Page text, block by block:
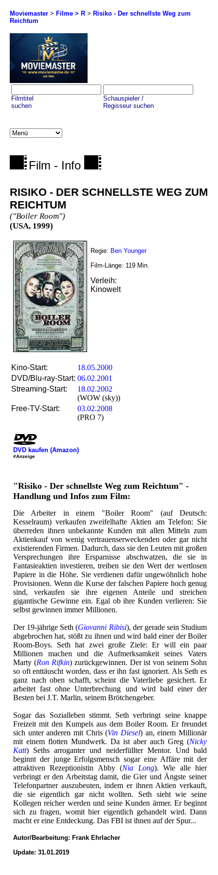
Moviemaster > Filme > R > Risiko - Der schnellste Weg zum
Reichtum
Filmtitel
suchen
Schauspieler /
Regisseur suchen
Film - Info
RISIKO - DER SCHNELLSTE WEG ZUM
REICHTUM
("Boiler Room")
(USA, 1999)
Regie: Ben Younger
Film-Länge: 119 Min.
Verleih:
Kinowelt
Kino-Start:
18.05.2000
DVD/Blu-ray-Start: 06.02.2001
Streaming-Start:
18.02.2002
(WOW (sky))
Free-TV-Start:
03.02.2008
(PRO 7)
DVD kaufen (Amazon)
#Anzeige
"Risiko - Der schnellste Weg zum Reichtum" -
Handlung und Infos zum Film:
Die Arbeiter in einem "Boiler Room" (auf Deutsch:
Kesselraum) verkaufen zweifelhafte Aktien am Telefon: Sie
überreden ihnen unbekannte Kunden mit allen Mitteln zum
Aktienkauf von wenig vertrauenserweckenden oder gar nicht
existierenden Firmen. Dadurch, dass sie den Leuten mit großen
Versprechungen ihre Ersparnisse abschwatzen, die sie in
Fantasieaktien investieren, treiben sie den Wert der wertlosen
Papiere in die Höhe. Sie verdienen dafür ungewöhnlich hohe
Provisionen. Wenn die Kurse der falschen Papiere hoch genug
sind, verkaufen sie ihre eigenen Anteile und streichen
gigantische Gewinne ein. Egal ob ihre Kunden verlieren: Sie
selbst gewinnen immer Millionen.
Der 19-jährige Seth (Giovanni Ribisi), der gerade sein Studium
abgebrochen hat, stößt zu ihnen und wird bald einer der Boiler
Room-Boys. Seth hat zwei große Ziele: Er will ein paar
Millionen machen und die Aufmerksamkeit seines Vaters
Marty (Ron Rifkin) zurückgewinnen. Der ist von seinem Sohn
so oft enttäuscht worden, dass er ihn fast ignoriert. Als Seth es
ganz nach oben schafft, scheint die Vaterliebe gesichert. Er
arbeitet fast ohne Unterbrechung und wird bald einer der
Besten bei J.T. Marlin, seinem Brötchengeber.
Sogar das Sozialleben stimmt. Seth verbringt seine knappe
Freizeit mit den Kumpels aus dem Boiler Room. Er freundet
sich unter anderen mit Chris (Vin Diesel) an, einem Millionär
mit einem flotten Mundwerk. Da ist aber auch Greg (Nicky
Katt) Seths arroganter und neiderfüllter Mentor. Und bald
beginnt der junge Erfolgsmensch sogar eine Affäre mit der
attraktiven Rezeptionistin Abby (Nia Long). Wie alle hier
verbringt er den Arbeitstag damit, die Gier und Ängste seiner
Telefonpartner auszubeuten, indem er ihnen Aktien verkauft,
die sie eigentlich gar nicht wollten. Seth sieht wie seine
Kollegen reicher werden und seine Kunden ärmer. Er beginnt
sich zu fragen, womit hier eigentlich gehandelt wird. Dann
macht er eine Entdeckung. Das FBI ist ihnen auf der Spur...
Autor/Bearbeitung: Frank Ehrlacher
Update: 31.01.2019